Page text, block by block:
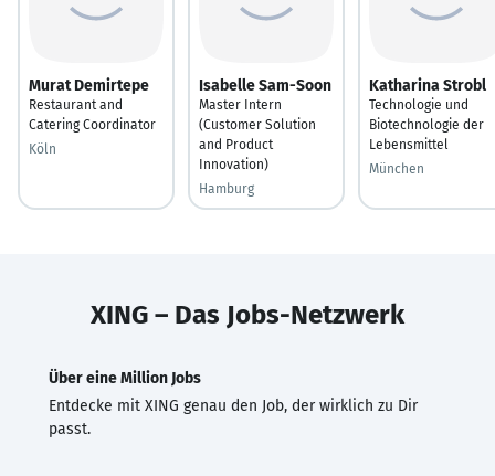
Murat Demirtepe
Restaurant and
Catering Coordinator
Köln
Isabelle Sam-Soon
Master Intern
(Customer Solution
and Product
Innovation)
Hamburg
Katharina Strobl
Technologie und
Biotechnologie der
Lebensmittel
München
XING – Das Jobs-Netzwerk
Über eine Million Jobs
Entdecke mit XING genau den Job, der wirklich zu Dir
passt.